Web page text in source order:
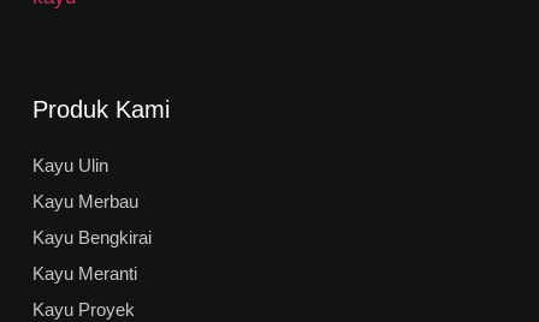
Produk Kami
Kayu Ulin
Kayu Merbau
Kayu Bengkirai
Kayu Meranti
Kayu Proyek